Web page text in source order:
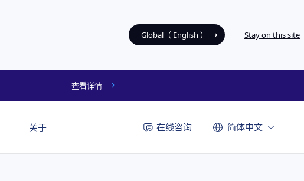
Global（ English ） Stay on this site
查看详情
关于 在线咨询 简体中文